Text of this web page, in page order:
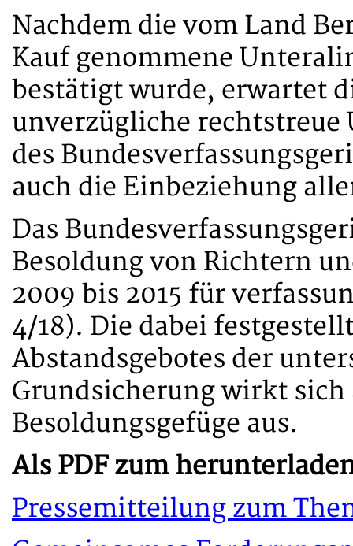
Nachdem die vom Land
Kauf genommene
bestätigt wurde, erwartet
unverzügliche rechtstreue
des
auch die Einbeziehung
Das
Besoldung von Richtern
2009 bis 2015 für
4/18). Die dabei
Abstandsgebotes der
Grundsicherung wirkt sich
Besoldungsgefüge aus.
Als PDF zum
Pressemitteilung zum